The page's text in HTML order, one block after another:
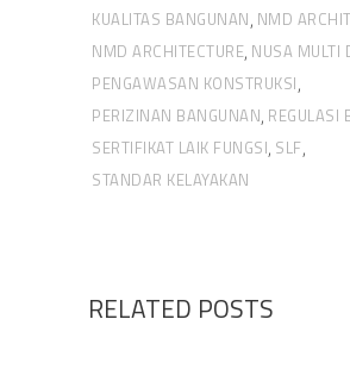
KUALITAS BANGUNAN, NMD
NMD ARCHITECTURE, NUSA MULTI
PENGAWASAN KONSTRUKSI,
PERIZINAN BANGUNAN, REGULASI
SERTIFIKAT LAIK FUNGSI, SLF,
STANDAR KELAYAKAN
RELATED POSTS